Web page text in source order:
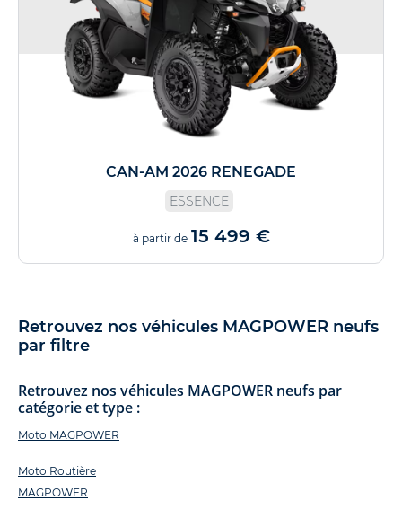
CAN-AM 2026 RENEGADE
ESSENCE
à partir de 15 499 €
Retrouvez nos véhicules MAGPOWER neufs
par filtre
Retrouvez nos véhicules MAGPOWER neufs par
catégorie et type :
Moto MAGPOWER
Moto Routière
MAGPOWER